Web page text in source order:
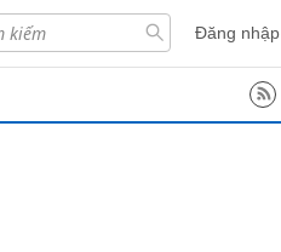
Đăng nhập